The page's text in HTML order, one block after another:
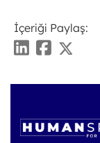
İçeriği Paylaş: